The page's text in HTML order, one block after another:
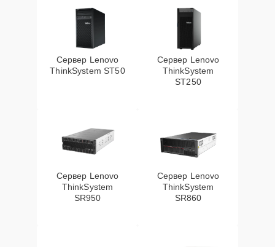
Сервер Lenovo
ThinkSystem ST50
Сервер Lenovo
ThinkSystem
ST250
Сервер Lenovo
ThinkSystem
SR950
Сервер Lenovo
ThinkSystem
SR860